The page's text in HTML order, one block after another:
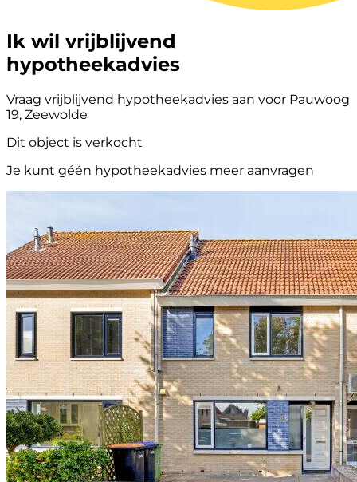
Ik wil vrijblijvend
hypotheekadvies
Vraag vrijblijvend hypotheekadvies aan voor Pauwoog
19, Zeewolde
Dit object is verkocht
Je kunt géén hypotheekadvies meer aanvragen